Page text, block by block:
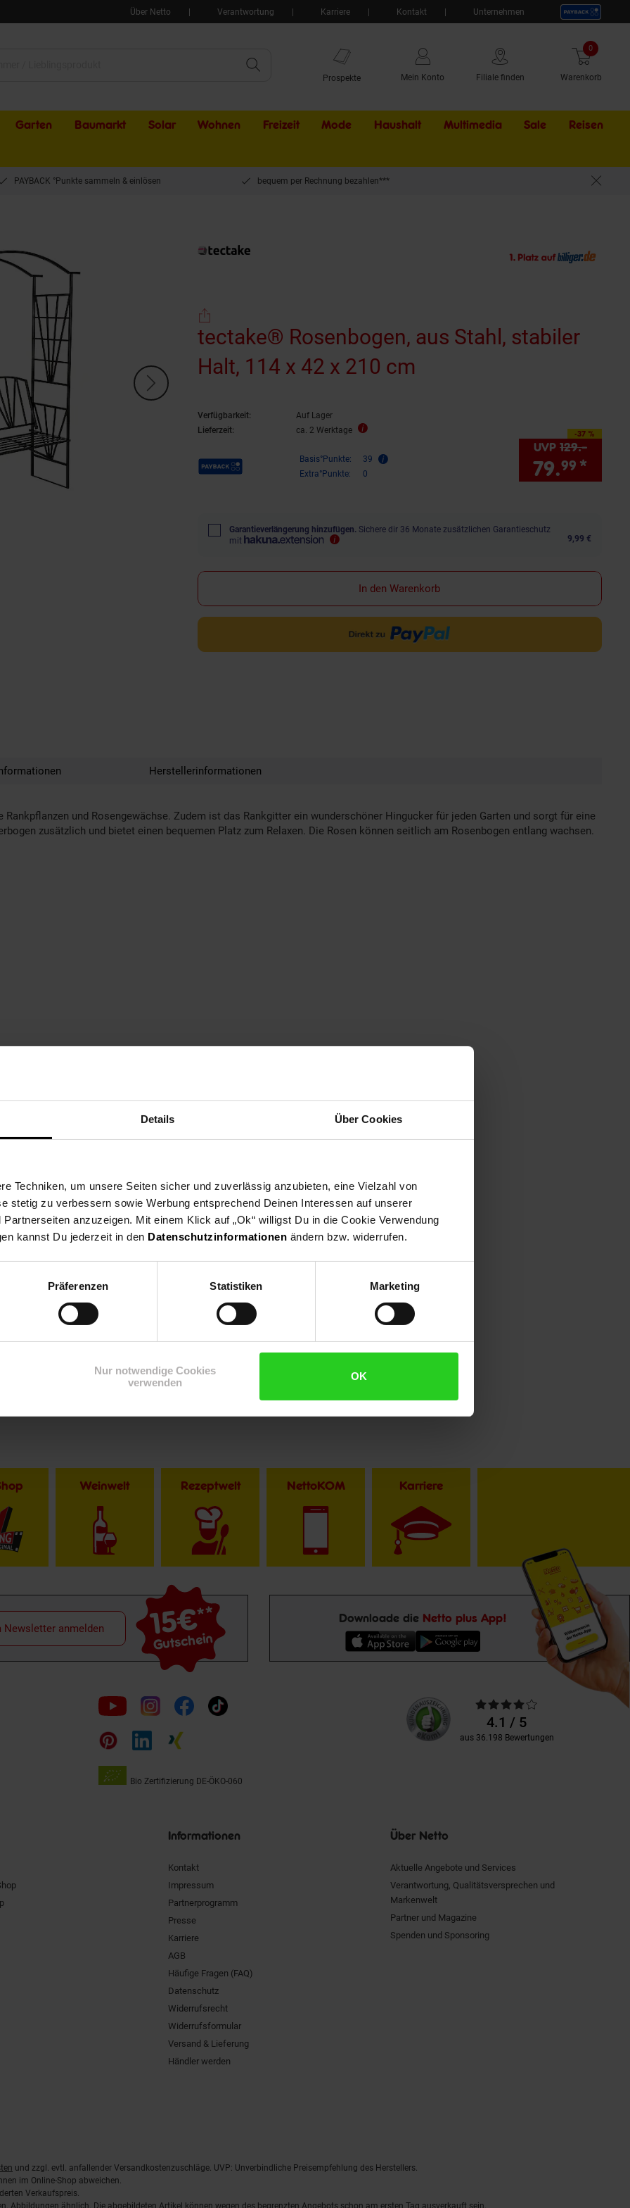
Details Über Cookies
Techniken, um unsere Seiten sicher und zuverlässig anzubieten, eine Vielzahl von
stetig zu verbessern sowie Werbung entsprechend Deinen Interessen auf unserer
anzuzeigen. Mit einem Klick auf „Ok“ willigst Du in die Cookie Verwendung
kannst Du jederzeit in den Datenschutzinformationen ändern bzw. widerrufen.
Präferenzen Statistiken Marketing
Nur notwendige Cookies
verwenden
OK
Über Netto Verantwortung Karriere Kontakt Unternehmen
Prospekte Mein Konto Filiale finden Warenkorb
0 Artikel
Garten Baumarkt Solar Wohnen Freizeit Mode Haushalt Multimedia Sale Externer
Reisen
PAYBACK °Punkte sammeln & einlösen bequem per Rechnung bezahlen***
tectake® Rosenbogen, aus Stahl, stabiler
Halt, 114 x 42 x 210 cm
Verfügbarkeit:
Auf Lager
Lieferzeit:
ca. 2 Werktage
Payback Punkte Basis°Punkte:
39
Extra°Punkte:
0
-37 %
Sie Sparen 37 Prozent,
UVP 129.–
79.99 *
Garantieverlängerung hinzufügen. Sichere dir 36 Monate zusätzlichen Garantieschutz
mit
9,99 €
In den Warenkorb
Herstellerinformationen
und Rosengewächse. Zudem ist das Rankgitter ein wunderschöner Hingucker für jeden Garten und sorgt für eine
zusätzlich und bietet einen bequemen Platz zum Relaxen. Die Rosen können seitlich am Rosenbogen entlang wachsen.
Weinwelt Rezeptwelt NettoKOM Karriere
15€**
Gutschein
Newsletter anmelden
Downloade die Netto plus App!
Folge
uns
auf
Bio Zertifizierung DE-ÖKO-060
Unsere
Kundenbewertungen
Durchschnittliche
Bewertungen4.1 / 5
aus 36.198 Bewertungen
Informationen
Kontakt
Impressum
Partnerprogramm
Presse
Karriere
AGB
Häufige Fragen (FAQ)
Datenschutz
Widerrufsrecht
Widerrufsformular
Versand & Lieferung
Händler werden
Über Netto
Aktuelle Angebote und Services
Verantwortung, Qualitätsversprechen und
Markenwelt
Partner und Magazine
Spenden und Sponsoring
und zzgl. evtl. anfallender Versandkostenzuschläge. UVP: Unverbindliche Preisempfehlung des Herstellers.
im Online-Shop abweichen.
Verkaufspreis.
Abbildungen ähnlich. Die abgebildeten Artikel können wegen des begrenzten Angebots schon am ersten Tag ausverkauft sein.